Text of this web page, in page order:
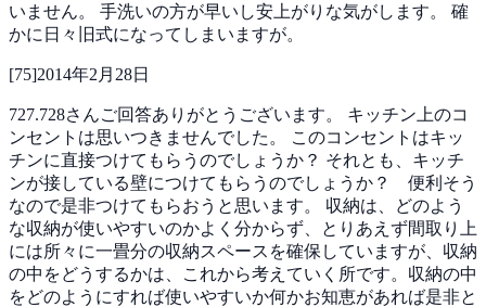
いません。 手洗いの方が早いし安上がりな気がします。 確
かに日々旧式になってしまいますが。
[75]2014年2月28日
727.728さんご回答ありがとうございます。 キッチン上のコ
ンセントは思いつきませんでした。
このコンセントはキッ
チンに直接つけてもらうのでしょうか？ それとも、キッチ
ンが接している壁につけてもらうのでしょうか？ 便利そう
なので是非つけてもらおうと思います。 収納は、どのよう
な収納が使いやすいのかよく分からず、とりあえず間取り上
には所々に一畳分の収納スペースを確保していますが、収納
の中をどうするかは、これから考えていく所です。収納の中
をどのようにすれば使いやすいか何かお知恵があれば是非と